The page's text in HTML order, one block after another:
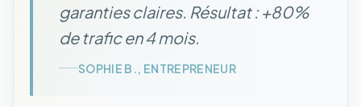
garanties claires. Résultat : +80%
de trafic en 4 mois.
SOPHIE B., ENTREPRENEUR